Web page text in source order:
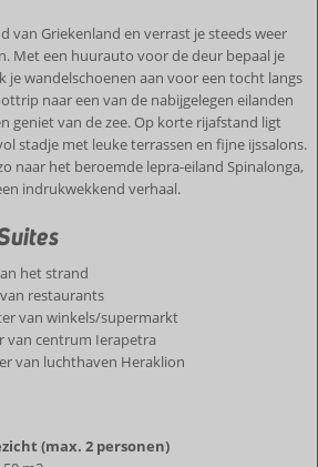
van Griekenland en verrast je steeds weer
Met een huurauto voor de deur bepaal je
je wandelschoenen aan voor een tocht langs
naar een van de nabijgelegen eilanden
geniet van de zee. Op korte rijafstand ligt
stadje met leuke terrassen en fijne ijssalons.
naar het beroemde lepra-eiland Spinalonga,
indrukwekkend verhaal.
het strand
restaurants
van winkels/supermarkt
van centrum Ierapetra
van luchthaven Heraklion
(max. 2 personen)